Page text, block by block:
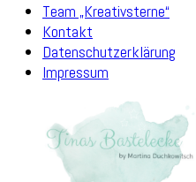
Team „Kreativsterne“
Kontakt
Datenschutzerklärung
Impressum